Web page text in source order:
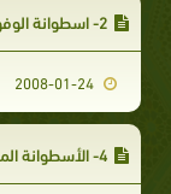
2- اسطوانة الوفود
4- الأسطوانة المخلقة